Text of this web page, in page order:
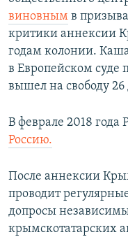
виновным в
критики аннексии
годам колонии.
в Европейском суде
вышел на свободу 26
В феврале 2018 года
Россию.
После аннексии
проводит
допросы
крымскотатарских